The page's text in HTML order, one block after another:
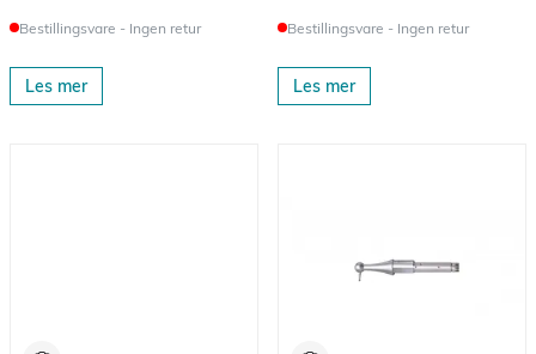
Bestillingsvare - Ingen retur
Les mer
Bestillingsvare - Ingen retur
Les mer